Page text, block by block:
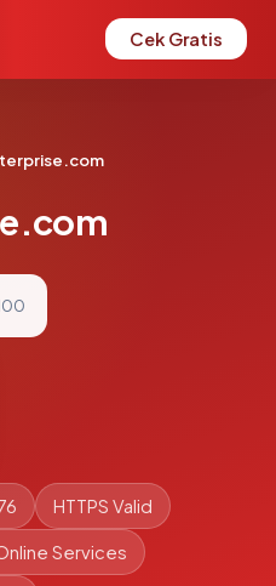
Cek Gratis
HTTPS Valid
Services